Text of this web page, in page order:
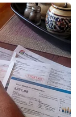
thể hiện cảm
phúc chúng